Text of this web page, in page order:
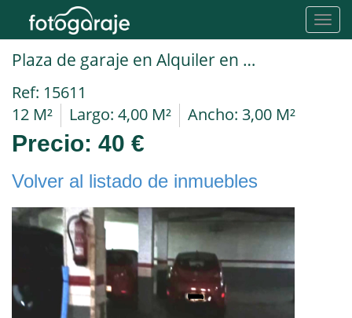
Plaza de garaje en Alquiler en Onda en C/Aragón
Ref: 15611
12 M²
Largo: 4,00 M² Ancho: 3,00 M²
Precio: 40 €
Volver al listado de inmuebles